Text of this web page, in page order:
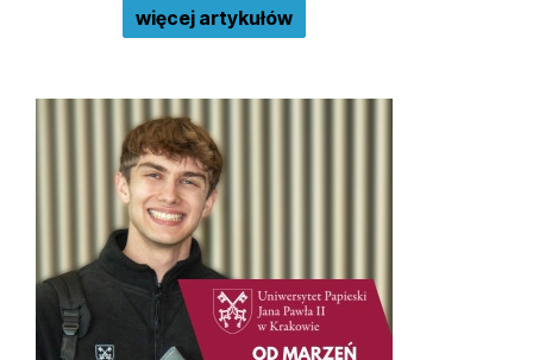
więcej artykułów